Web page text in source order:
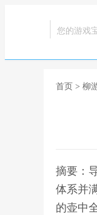
您的游戏
首页 > 柳
摘要：
体系并
的壶中